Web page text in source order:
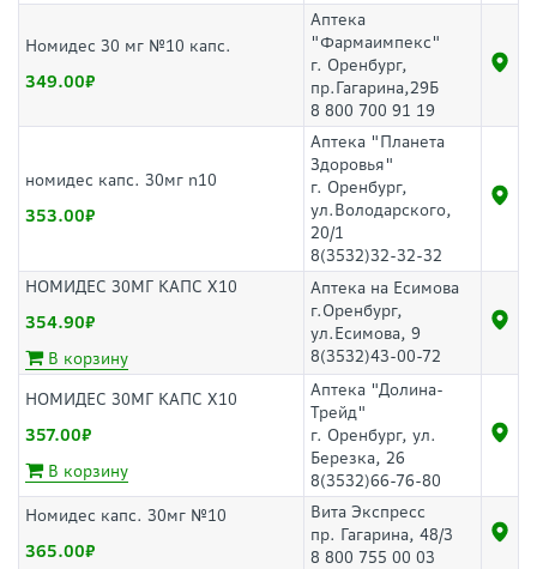
Номидес 30 мг №10 капс.
349.00
Аптека
"Фармаимпекс"
г. Оренбург,
пр.Гагарина,29Б
8 800 700 91 19
номидес капс. 30мг n10
353.00
Аптека "Планета
Здоровья"
г. Оренбург,
ул.Володарского,
20/1
8(3532)32-32-32
НОМИДЕС 30МГ КАПС Х10
354.90
В корзину
Аптека на Есимова
г.Оренбург,
ул.Есимова, 9
8(3532)43-00-72
НОМИДЕС 30МГ КАПС Х10
357.00
В корзину
Аптека "Долина-
Трейд"
г. Оренбург, ул.
Березка, 26
8(3532)66-76-80
Номидес капс. 30мг №10
365.00
Вита Экспресс
пр. Гагарина, 48/3
8 800 755 00 03